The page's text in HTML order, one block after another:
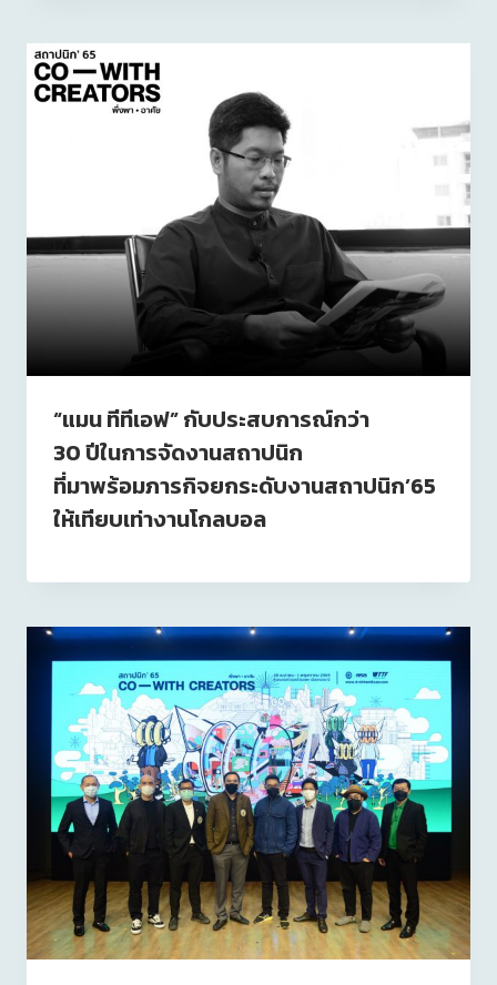
“แมน ทีทีเอฟ” กับประสบการณ์กว่า
30 ปีในการจัดงานสถาปนิก
ที่มาพร้อมภารกิจยกระดับงานสถาปนิก’65
ให้เทียบเท่างานโกลบอล